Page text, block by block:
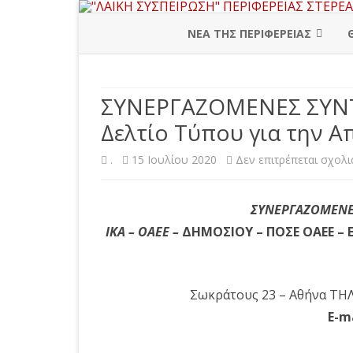
ΝΕΑ ΤΗΣ ΠΕΡΙΦΕΡΕΙΑΣ
ΒΟΙΩΤΙΑ
ΕΥΒΟΙΑ
ΕΥΡΥΤΑΝΙΑ
ΦΩΚΙΔΑ
ΣΥΝΕΡΓΑΖΟΜΕΝΕΣ
Δελτίο Τύπου για την
. 15 Ιουλίου 2020 Δεν επιτρέπεται
ΙΚΑ – OAEE – ΔΗΜΟΣΙΟΥ – ΠΟΣΕ ΟΑΕΕ –
Σωκράτους 23 – Αθήνα
E-